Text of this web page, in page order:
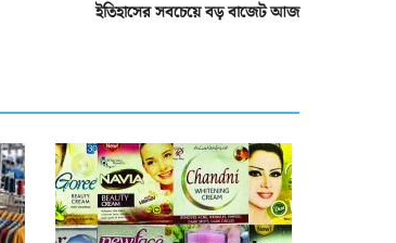
ইতিহাসের সবচেয়ে বড় বাজেট আজ